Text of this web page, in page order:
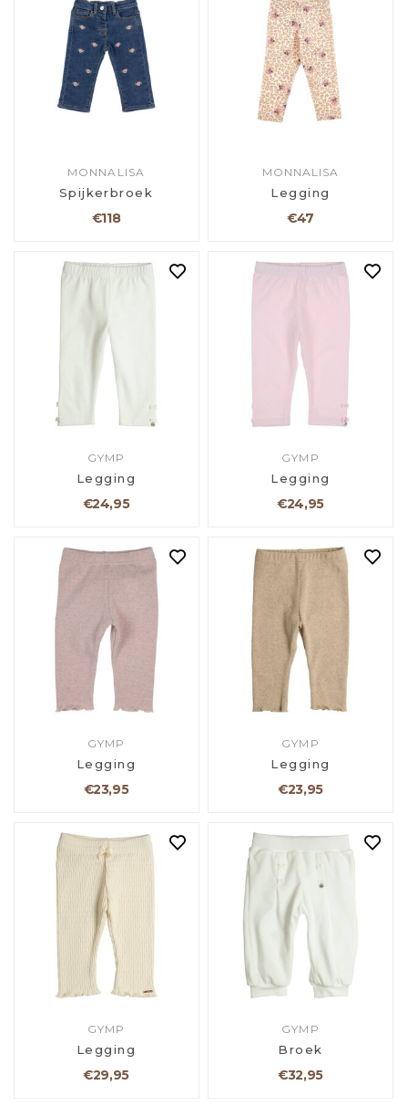
MONNALISA
Spijkerbroek
€118
MONNALISA
Legging
€47
GYMP
Legging
€24,95
GYMP
Legging
€24,95
GYMP
Legging
€23,95
GYMP
Legging
€23,95
GYMP
Legging
€29,95
GYMP
Broek
€32,95